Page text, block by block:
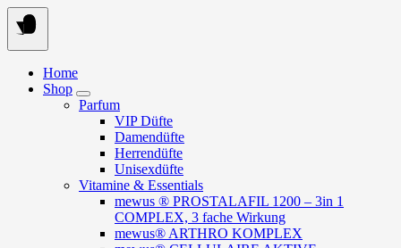
Springe
zum
Inhalt
Home
Shop
Parfum
VIP Düfte
Damendüfte
Herrendüfte
Unisexdüfte
Vitamine & Essentials
mewus ® PROSTALAFIL 1200 – 3in 1
COMPLEX, 3 fache Wirkung
mewus® ARTHRO KOMPLEX